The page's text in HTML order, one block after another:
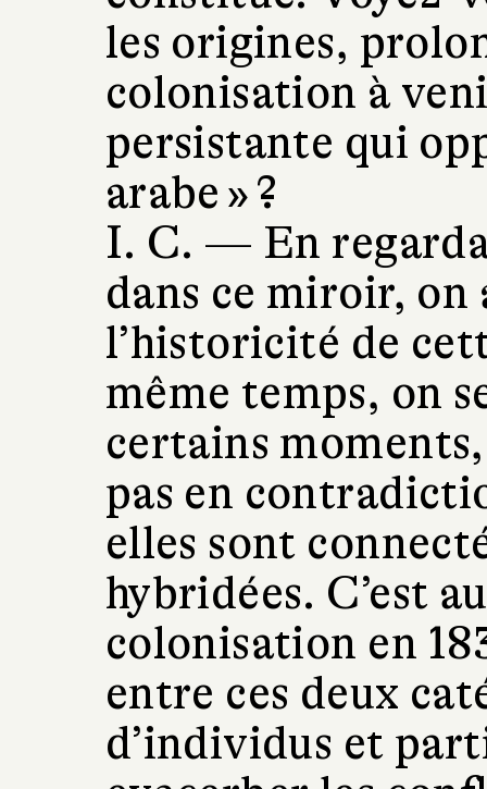
les origines,
colonisation à
persistante qui
arabe » ?
I. C. — En
dans ce miroir,
l’historicité de
même temps, on
certains
pas en
elles sont
hybridées. C’est
colonisation en
entre ces deux
d’individus et